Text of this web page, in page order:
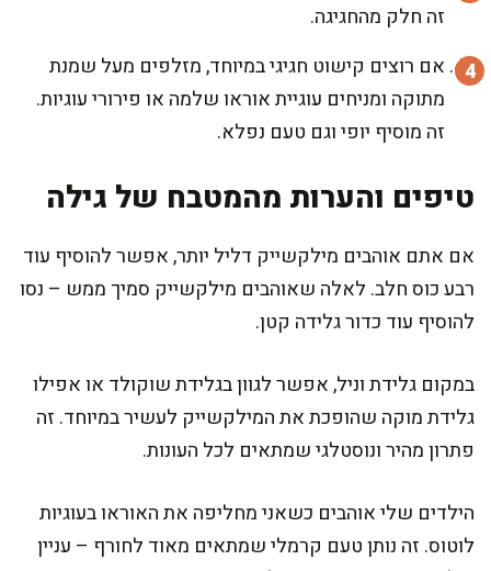
זה חלק מהחגיגה.
אם רוצים קישוט חגיגי במיוחד, מזלפים מעל שמנת
מתוקה ומניחים עוגיית אוראו שלמה או פירורי עוגיות.
זה מוסיף יופי וגם טעם נפלא.
טיפים והערות מהמטבח של גילה
אם אתם אוהבים מילקשייק דליל יותר, אפשר להוסיף עוד
רבע כוס חלב. לאלה שאוהבים מילקשייק סמיך ממש – נסו
להוסיף עוד כדור גלידה קטן.
במקום גלידת וניל, אפשר לגוון בגלידת שוקולד או אפילו
גלידת מוקה שהופכת את המילקשייק לעשיר במיוחד. זה
פתרון מהיר ונוסטלגי שמתאים לכל העונות.
הילדים שלי אוהבים כשאני מחליפה את האוראו בעוגיות
לוטוס. זה נותן טעם קרמלי שמתאים מאוד לחורף – עניין